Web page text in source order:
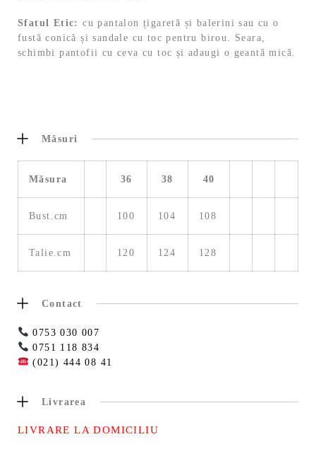
Sfatul Etic: cu pantalon țigaretă și balerini sau cu o
fustă conică și sandale cu toc pentru birou. Seara,
schimbi pantofii cu ceva cu toc și adaugi o geantă mică.
Măsuri
Măsura 36 38 40
Bust.cm 100 104 108
Talie.cm 120 124 128
Contact
0753 030 007
0751 118 834
(021) 444 08 41
Livrarea
LIVRARE LA DOMICILIU